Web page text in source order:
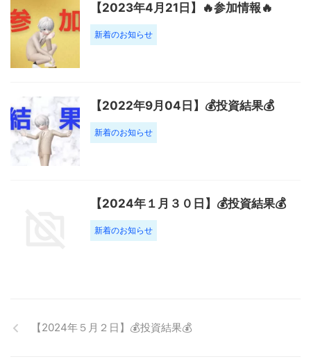
【2023年4月21日】🔥参加情報🔥
新着のお知らせ
【2022年9月04日】💰投資結果💰
新着のお知らせ
【2024年１月３０日】💰投資結果💰
新着のお知らせ
【2024年５月２日】💰投資結果💰